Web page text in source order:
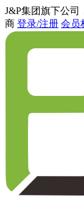
J&P集团旗下公司
商 登录/注册 会员